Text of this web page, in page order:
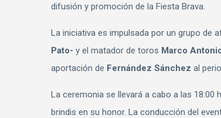
difusión y promoción de la Fiesta Brava.
La iniciativa es impulsada por un grupo de
Pato- y el matador de toros Marco
aportación de Fernández Sánchez al
La ceremonia se llevará a cabo a las 18:00
brindis en su honor. La conducción del